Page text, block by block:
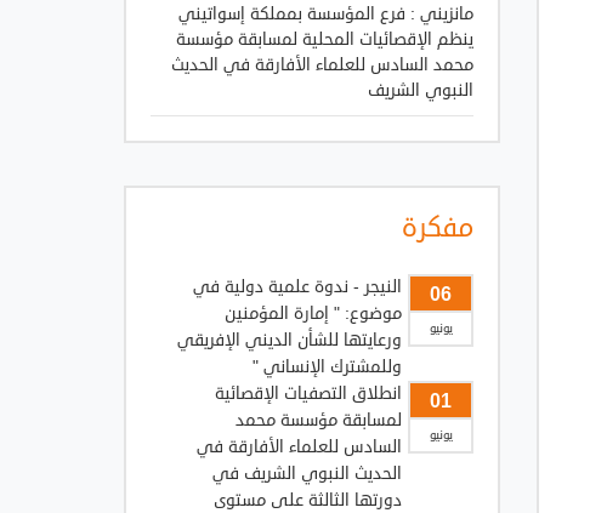
مانزيني : فرع المؤسسة بمملكة إسواتيني
ينظم الإقصائيات المحلية لمسابقة مؤسسة
محمد السادس للعلماء الأفارقة في الحديث
النبوي الشريف
مفكرة
06
يونيو
النيجر - ندوة علمية دولية في
موضوع: " إمارة المؤمنين
ورعايتها للشأن الديني الإفريقي
وللمشترك الإنساني "
01
يونيو
انطلاق التصفيات الإقصائية
لمسابقة مؤسسة محمد
السادس للعلماء الأفارقة في
الحديث النبوي الشريف في
دورتها الثالثة على مستوى